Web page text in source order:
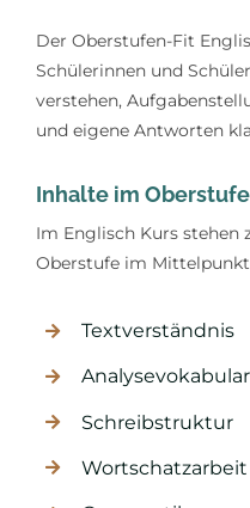
Der Oberstufen-Fit
Schülerinnen und
verstehen,
und eigene Antworten
Inhalte im
Im Englisch Kurs stehen
Oberstufe im
Textverständnis
Analysevokabular
Schreibstruktur
Wortschatzarbeit